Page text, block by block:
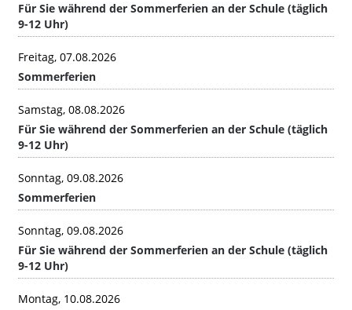
Für Sie während der Sommerferien an der Schule (täglich
9-12 Uhr)
Freitag, 07.08.2026
Sommerferien
Samstag, 08.08.2026
Für Sie während der Sommerferien an der Schule (täglich
9-12 Uhr)
Sonntag, 09.08.2026
Sommerferien
Sonntag, 09.08.2026
Für Sie während der Sommerferien an der Schule (täglich
9-12 Uhr)
Montag, 10.08.2026